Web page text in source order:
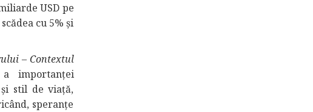
USD pe
cu 5% și
– Contextul
importanței
stil de viață,
speranțe